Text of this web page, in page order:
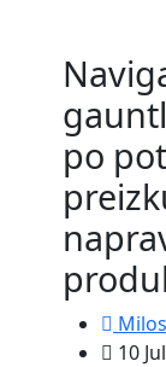
po
Milos
10